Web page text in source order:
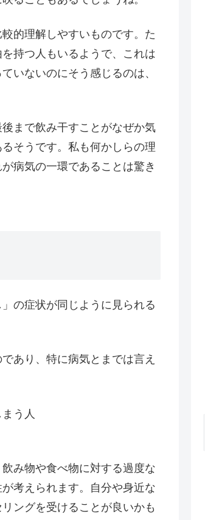
的理解しやすいものです。た
持つ人もいるようで、これは
いないのにそう感じるのは、
まで飲み干すことがなぜか気
そうです。私も何かしらの理
病気の一環であることは驚き
の症状が同じように見られる
あり、特に病気とまでは言え
う人
み物や食べ物に対する過度な
考えられます。自分や身近な
ングを受けることが良いかも